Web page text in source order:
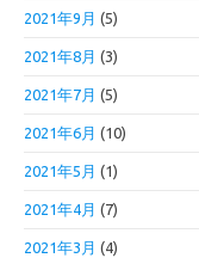
2021年9月 (5)
2021年8月 (3)
2021年7月 (5)
2021年6月 (10)
2021年5月 (1)
2021年4月 (7)
2021年3月 (4)